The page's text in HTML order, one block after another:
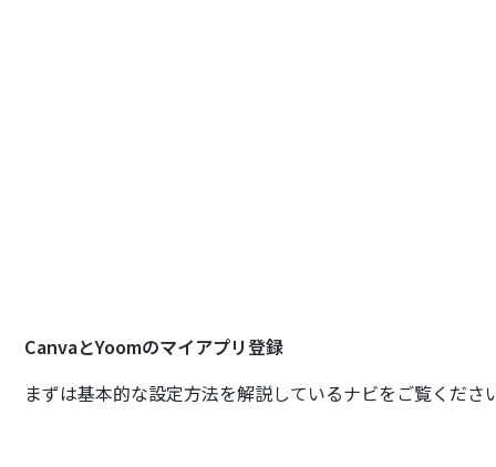
CanvaとYoomのマイアプリ登録
まずは基本的な設定方法を解説しているナビをご覧くださ